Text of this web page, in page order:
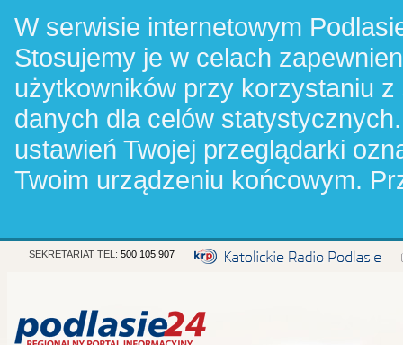
W serwisie internetowym
Stosujemy je w celach
użytkowników przy korzystaniu
danych dla celów
ustawień Twojej przeglądarki
Twoim urządzeniu końcowym.
SEKRETARIAT TEL: 500 105 907